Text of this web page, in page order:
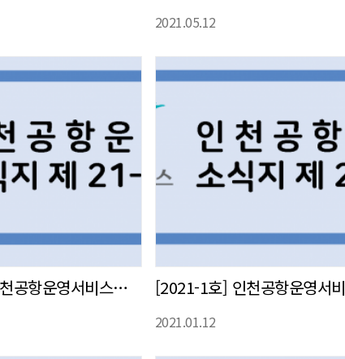
2021.05.12
[2021-2호] 인천공항운영서비스㈜ 사내 소식지 발간
2021.01.12